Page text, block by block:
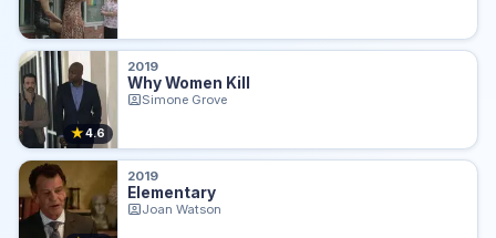
★4.6
2019
Why Women Kill
Simone Grove
2019
Elementary
Joan Watson